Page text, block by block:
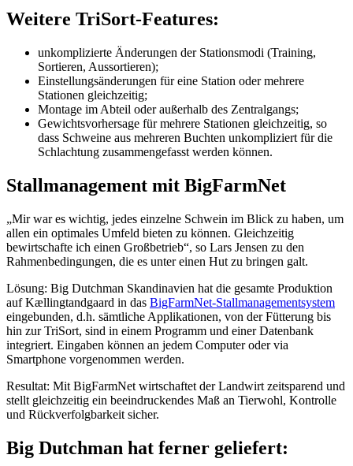
Weitere TriSort-Features:
unkomplizierte Änderungen der Stationsmodi (Training,
Sortieren, Aussortieren);
Einstellungsänderungen für eine Station oder mehrere
Stationen gleichzeitig;
Montage im Abteil oder außerhalb des Zentralgangs;
Gewichtsvorhersage für mehrere Stationen gleichzeitig, so
dass Schweine aus mehreren Buchten unkompliziert für die
Schlachtung zusammengefasst werden können.
Stallmanagement mit BigFarmNet
„Mir war es wichtig, jedes einzelne Schwein im Blick zu haben, um
allen ein optimales Umfeld bieten zu können. Gleichzeitig
bewirtschafte ich einen Großbetrieb“, so Lars Jensen zu den
Rahmenbedingungen, die es unter einen Hut zu bringen galt.
Lösung: Big Dutchman Skandinavien hat die gesamte Produktion
auf Kællingtandgaard in das BigFarmNet-Stallmanagementsystem
eingebunden, d.h. sämtliche Applikationen, von der Fütterung bis
hin zur TriSort, sind in einem Programm und einer Datenbank
integriert. Eingaben können an jedem Computer oder via
Smartphone vorgenommen werden.
Resultat: Mit BigFarmNet wirtschaftet der Landwirt zeitsparend und
stellt gleichzeitig ein beeindruckendes Maß an Tierwohl, Kontrolle
und Rückverfolgbarkeit sicher.
Big Dutchman hat ferner geliefert: